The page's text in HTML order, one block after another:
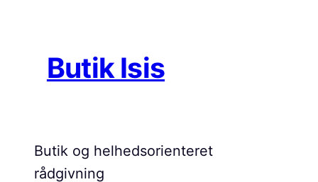
Butik Isis
Butik og helhedsorienteret
rådgivning